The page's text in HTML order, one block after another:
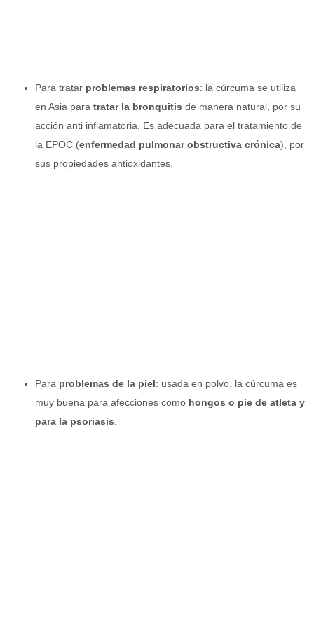
Para tratar problemas respiratorios: la cúrcuma se utiliza
en Asia para tratar la bronquitis de manera natural, por su
acción anti inflamatoria. Es adecuada para el tratamiento de
la EPOC (enfermedad pulmonar obstructiva crónica), por
sus propiedades antioxidantes.
Para problemas de la piel: usada en polvo, la cúrcuma es
muy buena para afecciones como hongos o pie de atleta y
para la psoriasis